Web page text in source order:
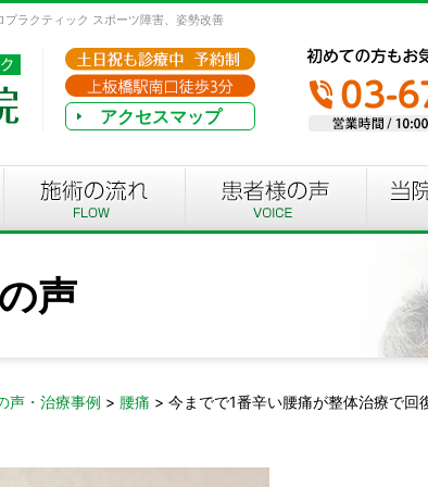
ラクティック スポーツ障害、姿勢改善
アクセスマップ
声
声・治療事例 > 腰痛 > 今までで1番辛い腰痛が整体治療で回